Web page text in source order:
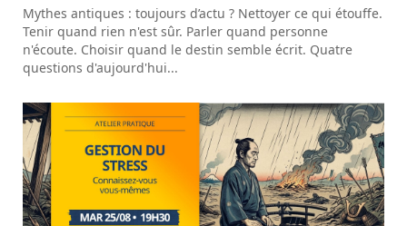
Mythes antiques : toujours d’actu ? Nettoyer ce qui étouffe.
Tenir quand rien n'est sûr. Parler quand personne
n'écoute. Choisir quand le destin semble écrit. Quatre
questions d'aujourd'hui...